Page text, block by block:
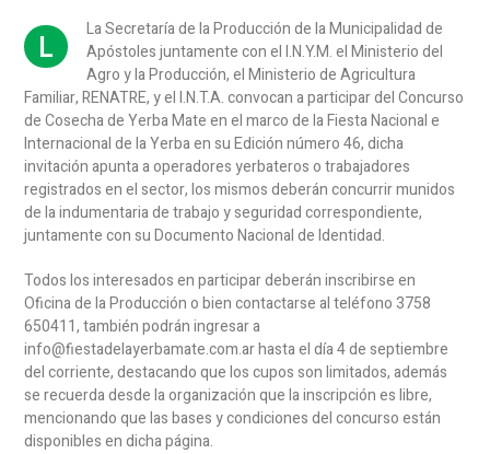
L
La Secretaría de la Producción de la Municipalidad de
Apóstoles juntamente con el I.N.Y.M. el Ministerio del
Agro y la Producción, el Ministerio de Agricultura
Familiar, RENATRE, y el I.N.T.A. convocan a participar del Concurso
de Cosecha de Yerba Mate en el marco de la Fiesta Nacional e
Internacional de la Yerba en su Edición número 46, dicha
invitación apunta a operadores yerbateros o trabajadores
registrados en el sector, los mismos deberán concurrir munidos
de la indumentaria de trabajo y seguridad correspondiente,
juntamente con su Documento Nacional de Identidad.
Todos los interesados en participar deberán inscribirse en
Oficina de la Producción o bien contactarse al teléfono 3758
650411, también podrán ingresar a
info@fiestadelayerbamate.com.ar hasta el día 4 de septiembre
del corriente, destacando que los cupos son limitados, además
se recuerda desde la organización que la inscripción es libre,
mencionando que las bases y condiciones del concurso están
disponibles en dicha página.